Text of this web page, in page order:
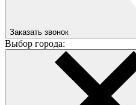
Заказать звонок
Выбор города: